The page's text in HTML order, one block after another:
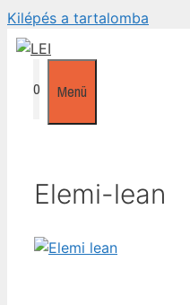
Kilépés a tartalomba
0 Menü
Elemi-lean